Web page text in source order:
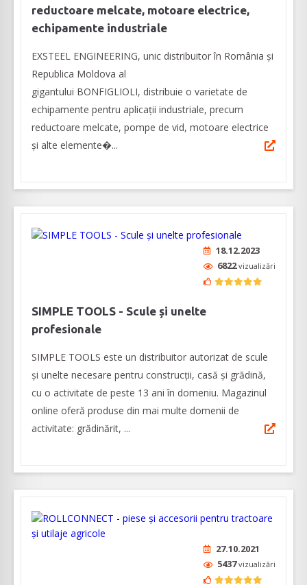
reductoare melcate, motoare electrice,
echipamente industriale
EXSTEEL ENGINEERING, unic distribuitor în România și
Republica Moldova al
gigantului BONFIGLIOLI, distribuie o varietate de
echipamente pentru aplicații industriale, precum
reductoare melcate, pompe de vid, motoare electrice
și alte elemente�...
18.12.2023
6822vizualizări
SIMPLE TOOLS - Scule și unelte
profesionale
SIMPLE TOOLS este un distribuitor autorizat de scule
și unelte necesare pentru construcții, casă și grădină,
cu o activitate de peste 13 ani în domeniu. Magazinul
online oferă produse din mai multe domenii de
activitate: grădinărit, ...
27.10.2021
5437vizualizări